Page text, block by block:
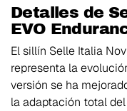
Detalles de
EVO
El sillín Selle Italia
representa la
versión se ha
la adaptación total